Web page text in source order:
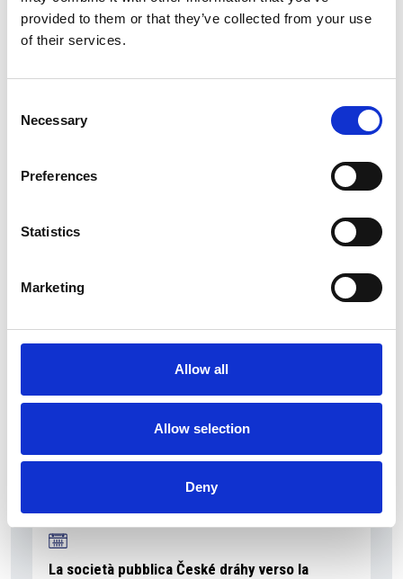
provided to them or that they’ve collected from your use
of their services.
Selection
Necessary
Preferences
Statistics
Marketing
Allow all
Allow selection
Deny
Repubblica Ceca
La società pubblica České dráhy verso la